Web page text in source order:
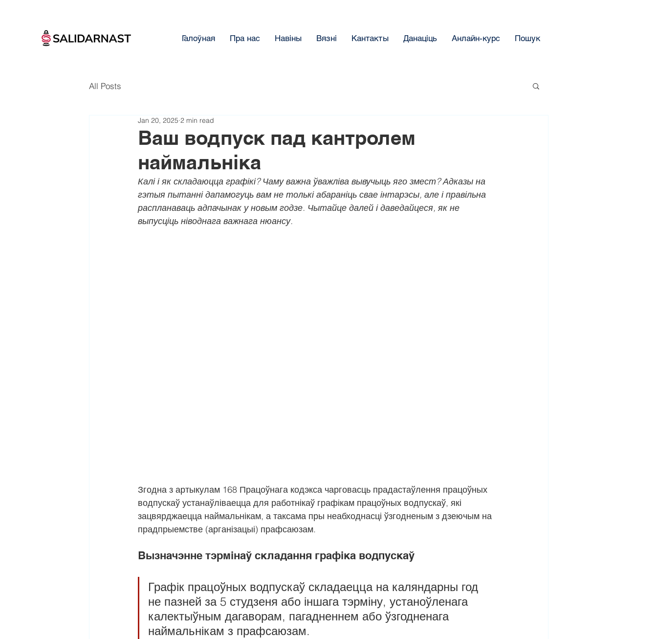
Галоўная Пра нас Навіны Вязнi Кантакты Данацiць Анлайн-курс Пошук
All Posts
Ваш водпуск пад кантролем
наймальніка
Jan 20, 2025 2 min read
Калі і як складаюцца графікі? Чаму важна ўважліва вывучыць яго змест? Адказы на
гэтыя пытанні дапамогуць вам не толькі абараніць свае інтарэсы, але і правільна
распланаваць адпачынак у новым годзе. Чытайце далей і даведайцеся, як не
выпусціць ніводнага важнага нюансу.
Згодна з артыкулам 168 Працоўнага кодэкса чарговасць прадастаўлення працоўных
водпускаў устанаўліваецца для работнікаў графікам працоўных водпускаў, які
зацвярджаецца наймальнікам, а таксама пры неабходнасці ўзгодненым з дзеючым на
прадпрыемстве (арганізацыі) прафсаюзам.
Вызначэнне тэрмінаў складання графіка водпускаў
Графік працоўных водпускаў складаецца на каляндарны год
не пазней за 5 студзеня або іншага тэрміну, устаноўленага
калектыўным дагаворам, пагадненнем або ўзгодненага
наймальнікам з прафсаюзам.